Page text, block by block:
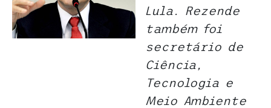
Lula. Rezende
também foi
secretário de
Ciência,
Tecnologia e
Meio Ambiente